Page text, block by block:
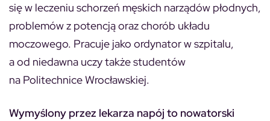
się w leczeniu schorzeń męskich narządów płodnych,
problemów z potencją oraz chorób układu
moczowego. Pracuje jako ordynator w szpitalu,
a od niedawna uczy także studentów
na Politechnice Wrocławskiej.
Wymyślony przez lekarza napój to nowatorski